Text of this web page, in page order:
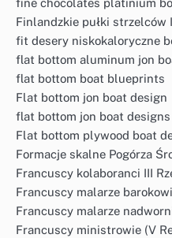
fine chocolates platinium
Finlandzkie pułki strzelców
fit desery niskokaloryczne
flat bottom aluminum jon
flat bottom boat blueprints
Flat bottom jon boat design
flat bottom jon boat designs
Flat bottom plywood boat
Formacje skalne Pogórza
Francuscy kolaboranci III
Francuscy malarze barokowi
Francuscy malarze
Francuscy ministrowie (V